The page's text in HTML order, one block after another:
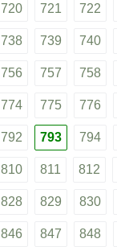
720 721 722
738 739 740
756 757 758
774 775 776
792 793 794
810 811 812
828 829 830
846 847 848